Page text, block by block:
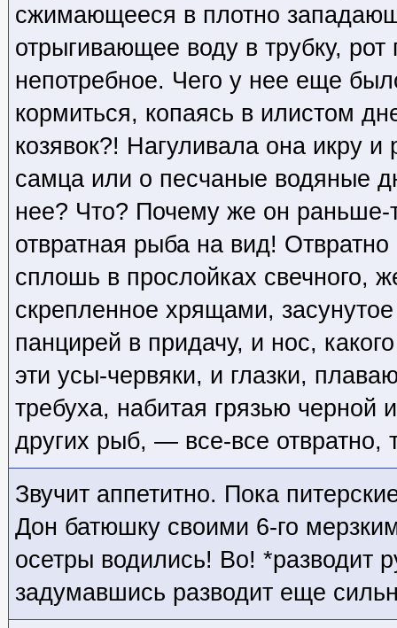
сжимающееся в плотно
отрыгивающее воду в трубку,
непотребное. Чего у нее еще
кормиться, копаясь в илистом
козявок?! Нагуливала она икру и
самца или о песчаные водяные
нее? Что? Почему же он раньше-
отвратная рыба на вид!
сплошь в прослойках свечного,
скрепленное хрящами,
панцирей в придачу, и нос,
эти усы-червяки, и глазки,
требуха, набитая грязью черной
других рыб, — все-все отвратно,
Звучит аппетитно. Пока
Дон батюшку своими 6-го
осетры водились! Во! *разводит
задумавшись разводит еще